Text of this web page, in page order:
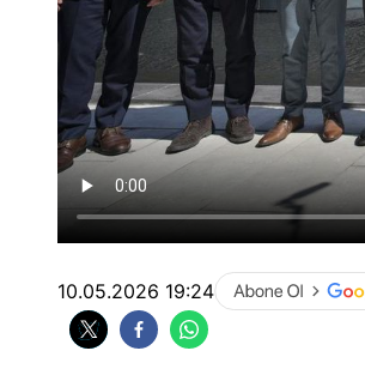
10.05.2026 19:24